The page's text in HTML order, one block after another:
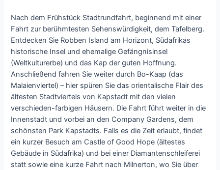
Nach dem Frühstück Stadtrundfahrt, beginnend mit einer
Fahrt zur berühmtesten Sehenswürdigkeit, dem Tafelberg.
Entdecken Sie Robben Island am Horizont, Südafrikas
historische Insel und ehemalige Gefängnisinsel
(Weltkulturerbe) und das Kap der guten Hoffnung.
Anschließend fahren Sie weiter durch Bo-Kaap (das
Malaienviertel) – hier spüren Sie das orientalische Flair des
ältesten Stadtviertels von Kapstadt mit den vielen
verschieden-farbigen Häusern. Die Fahrt führt weiter in die
Innenstadt und vorbei an den Company Gardens, dem
schönsten Park Kapstadts. Falls es die Zeit erlaubt, findet
ein kurzer Besuch am Castle of Good Hope (ältestes
Gebäude in Südafrika) und bei einer Diamantenschleiferei
statt sowie eine kurze Fahrt nach Milnerton, wo Sie über